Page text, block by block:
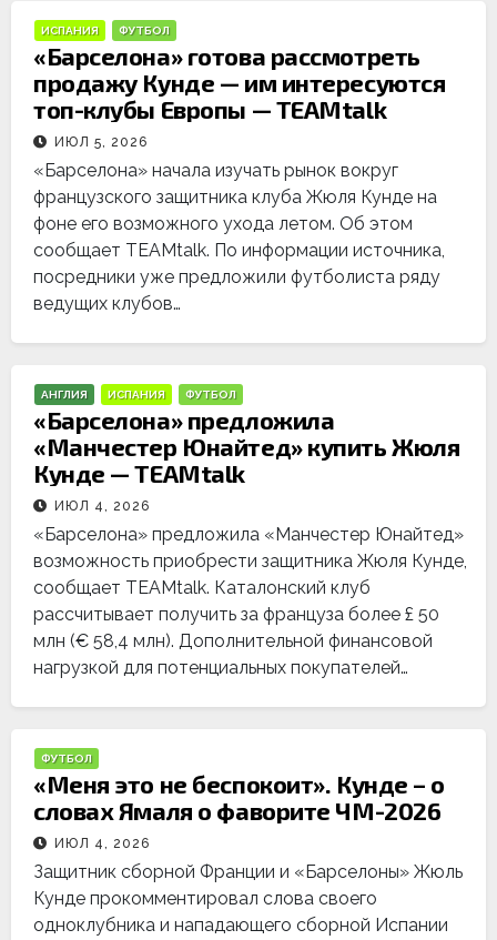
ИСПАНИЯ ФУТБОЛ
«Барселона» готова рассмотреть
продажу Кунде — им интересуются
топ-клубы Европы — TEAMtalk
ИЮЛ 5, 2026
«Барселона» начала изучать рынок вокруг
французского защитника клуба Жюля Кунде на
фоне его возможного ухода летом. Об этом
сообщает TEAMtalk. По информации источника,
посредники уже предложили футболиста ряду
ведущих клубов…
АНГЛИЯ ИСПАНИЯ ФУТБОЛ
«Барселона» предложила
«Манчестер Юнайтед» купить Жюля
Кунде — TEAMtalk
ИЮЛ 4, 2026
«Барселона» предложила «Манчестер Юнайтед»
возможность приобрести защитника Жюля Кунде,
сообщает TEAMtalk. Каталонский клуб
рассчитывает получить за француза более £ 50
млн (€ 58,4 млн). Дополнительной финансовой
нагрузкой для потенциальных покупателей…
ФУТБОЛ
«Меня это не беспокоит». Кунде – о
словах Ямаля о фаворите ЧМ-2026
ИЮЛ 4, 2026
Защитник сборной Франции и «Барселоны» Жюль
Кунде прокомментировал слова своего
одноклубника и нападающего сборной Испании